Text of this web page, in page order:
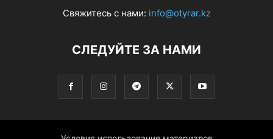
Свяжитесь с нами: info@otyrar.kz
СЛЕДУЙТЕ ЗА НАМИ